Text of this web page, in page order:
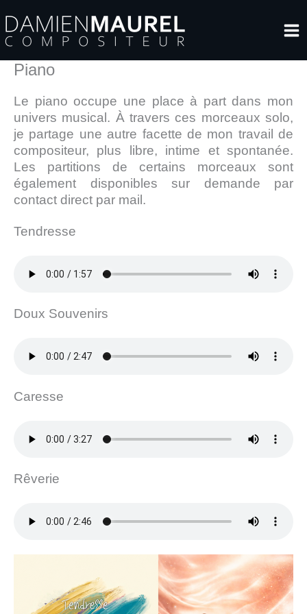
contenu
Piano
Le piano occupe une place à part dans mon
univers musical. À travers ces morceaux solo,
je partage une autre facette de mon travail de
compositeur, plus libre, intime et spontanée.
Les partitions de certains morceaux sont
également disponibles sur demande par
contact direct par mail.
Tendresse
Doux Souvenirs
Caresse
Rêverie